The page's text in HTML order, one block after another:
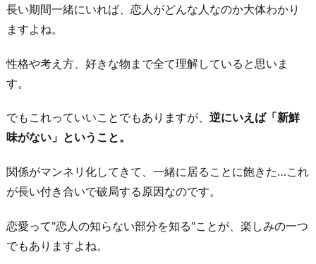
た
く
っ
他
異
性
魅
力
長い期間一緒にいれば、恋人がどんな人なのか大体わかり
ますよね。
性格や考え方、好きな物まで全て理解していると思いま
す。
でもこれっていいことでもありますが、 逆にいえば「新鮮
味がない」ということ。
関係がマンネリ化してきて、一緒に居ることに飽きた…これ
が長い付き合いで破局する原因なのです。
恋愛って"恋人の知らない部分を知る"ことが、楽しみの一つ
でもありますよね。